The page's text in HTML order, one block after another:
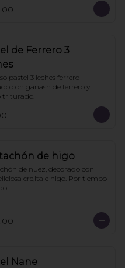
de Ferrero 3
pastel 3 leches ferrero
con ganash de ferrero y
triturado.
de higo
de nuez, decorado con
cre,ita e higo. Por tiempo
Nane